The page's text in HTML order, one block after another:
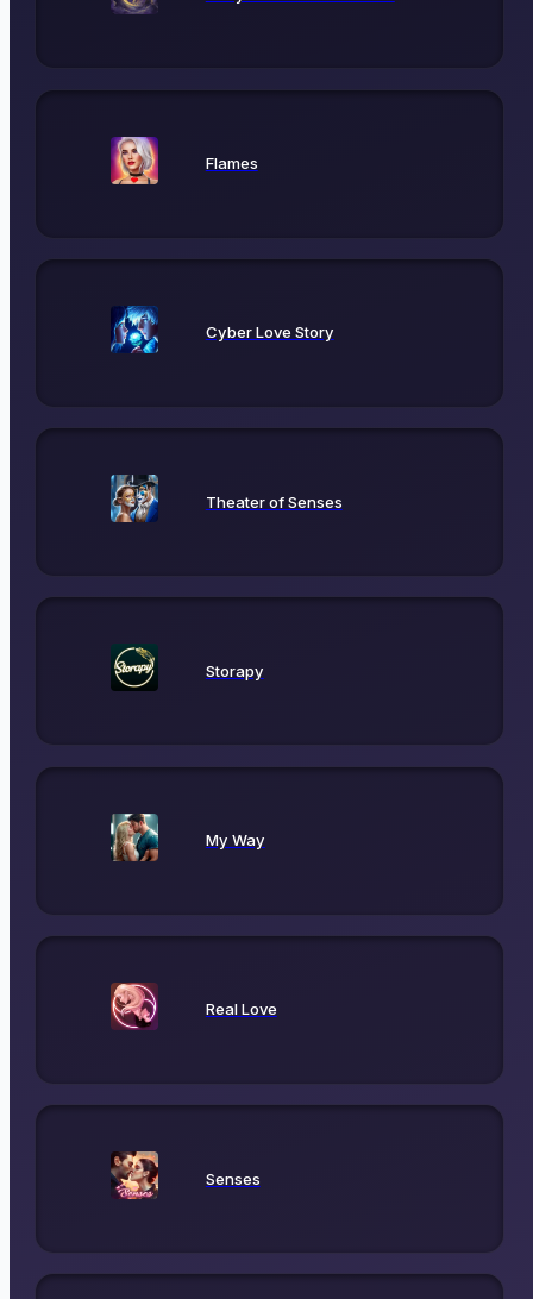
Flames
Cyber Love Story
Theater of Senses
Storapy
My Way
Real Love
Senses